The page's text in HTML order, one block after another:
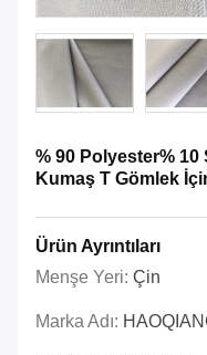
% 90 Polyester% 10
Kumaş T Gömlek
Ürün Ayrıntıları
Menşe Yeri: Çin
Marka Adı: